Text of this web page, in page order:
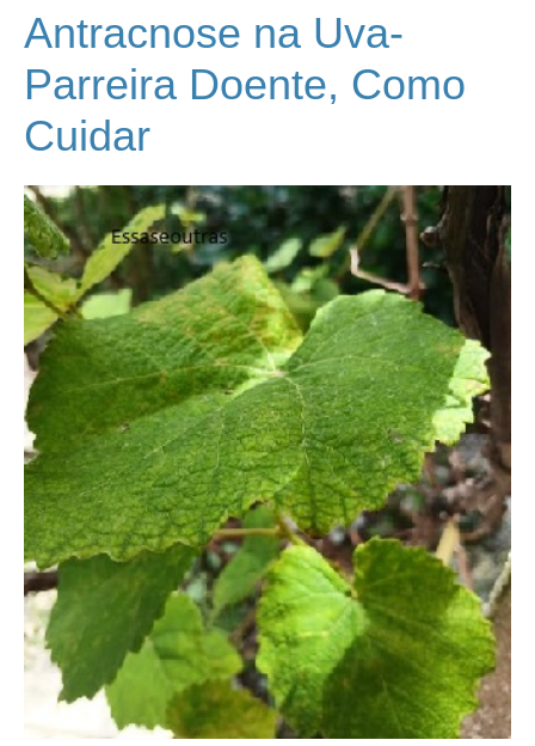
Antracnose na Uva-
Parreira Doente, Como
Cuidar